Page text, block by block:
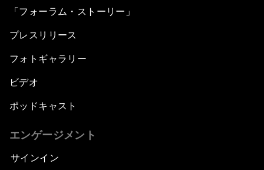
「フォーラム・ストーリー」
プレスリリース
フォトギャラリー
ビデオ
ポッドキャスト
エンゲージメント
サインイン